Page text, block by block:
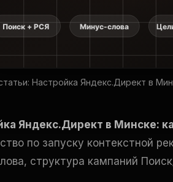
Настройка Яндекс.Директ в
Яндекс.Директ в Минске:
по запуску контекстной
структура кампаний